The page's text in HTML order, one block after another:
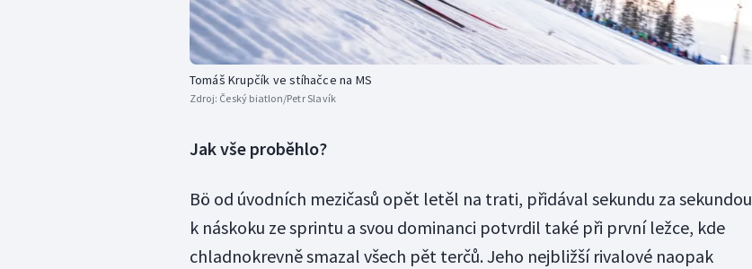
Tomáš Krupčík ve stíhačce na MS
Zdroj: Český biatlon/Petr Slavík
Jak vše proběhlo?
Bö od úvodních mezičasů opět letěl na trati, přidával sekundu za sekundou
k náskoku ze sprintu a svou dominanci potvrdil také při první ležce, kde
chladnokrevně smazal všech pět terčů. Jeho nejbližší rivalové naopak